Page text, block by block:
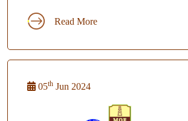
Read More
05th Jun 2024